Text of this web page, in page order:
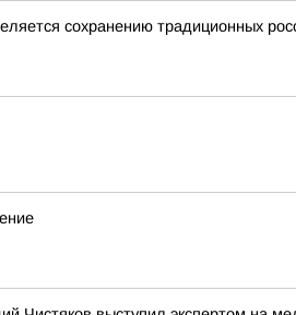
сохранению традиционных